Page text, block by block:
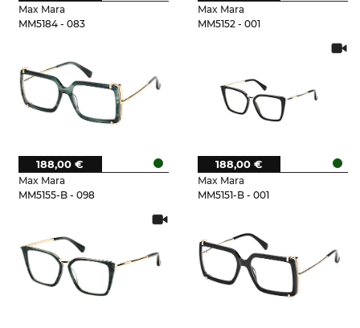
Max Mara
MM5184 - 083
Max Mara
MM5152 - 001
Max Mara
MM5155-B - 098
188,00 €
Max Mara
MM5151-B - 001
188,00 €